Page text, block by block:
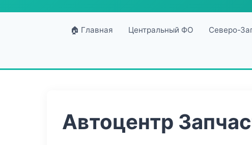
🏠 Главная Центральный ФО Северо-
Автоцентр